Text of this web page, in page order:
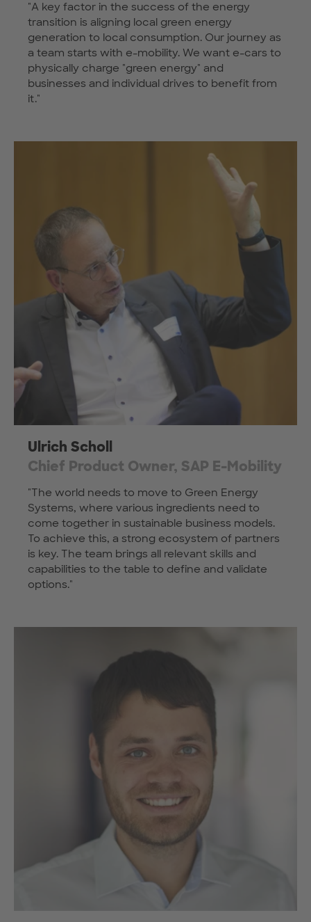
"A key factor in the success of the energy
transition is aligning local green energy
generation to local consumption. Our journey as
a team starts with e-mobility. We want e-cars to
physically charge "green energy" and
businesses and individual drives to benefit from
it."
Ulrich Scholl
Chief Product Owner, SAP E-Mobility
"The world needs to move to Green Energy
Systems, where various ingredients need to
come together in sustainable business models.
To achieve this, a strong ecosystem of partners
is key. The team brings all relevant skills and
capabilities to the table to define and validate
options."